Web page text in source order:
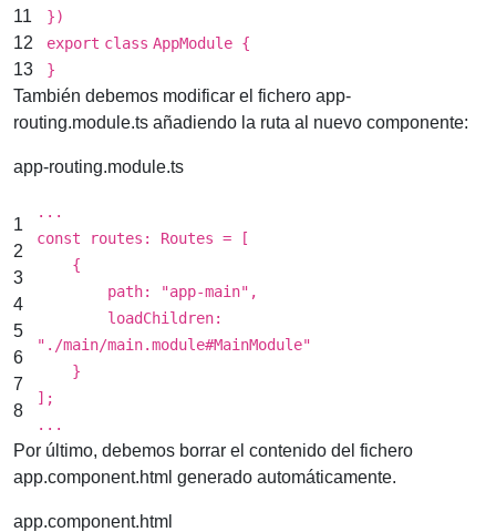
11
12
13
})
export class AppModule {
}
También debemos modificar el fichero app-
routing.module.ts añadiendo la ruta al nuevo componente:
app-routing.module.ts
1
2
3
4
5
6
7
8
...
const routes: Routes = [
{
path:
"app-main" ,
loadChildren:
"./main/main.module#MainModule"
}
];
...
Por último, debemos borrar el contenido del fichero
app.component.html generado automáticamente.
app.component.html